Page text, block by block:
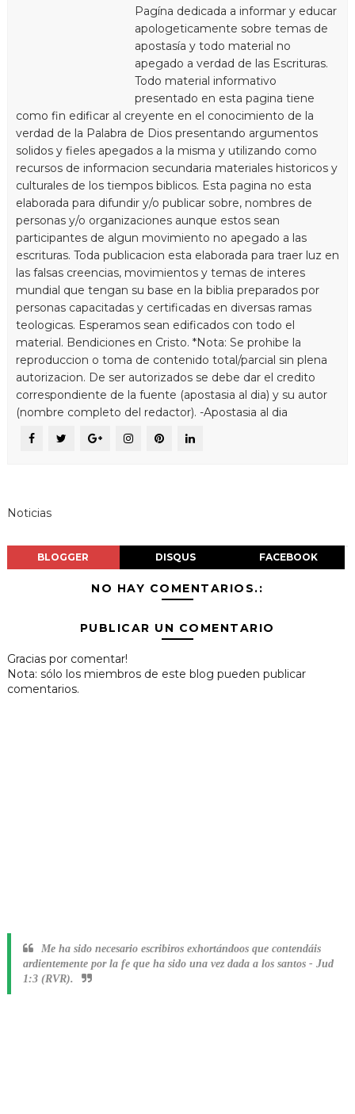
Pagína dedicada a informar y educar
apologeticamente sobre temas de
apostasía y todo material no
apegado a verdad de las Escrituras.
Todo material informativo
presentado en esta pagina tiene
como fin edificar al creyente en el conocimiento de la
verdad de la Palabra de Dios presentando argumentos
solidos y fieles apegados a la misma y utilizando como
recursos de informacion secundaria materiales historicos y
culturales de los tiempos biblicos. Esta pagina no esta
elaborada para difundir y/o publicar sobre, nombres de
personas y/o organizaciones aunque estos sean
participantes de algun movimiento no apegado a las
escrituras. Toda publicacion esta elaborada para traer luz en
las falsas creencias, movimientos y temas de interes
mundial que tengan su base en la biblia preparados por
personas capacitadas y certificadas en diversas ramas
teologicas. Esperamos sean edificados con todo el
material. Bendiciones en Cristo. *Nota: Se prohibe la
reproduccion o toma de contenido total/parcial sin plena
autorizacion. De ser autorizados se debe dar el credito
correspondiente de la fuente (apostasia al dia) y su autor
(nombre completo del redactor). -Apostasia al dia
Noticias
BLOGGER DISQUS FACEBOOK
NO HAY COMENTARIOS.:
PUBLICAR UN COMENTARIO
Gracias por comentar!
Nota: sólo los miembros de este blog pueden publicar
comentarios.
Me ha sido necesario escribiros exhortándoos que contendáis
ardientemente por la fe que ha sido una vez dada a los santos - Jud
1:3 (RVR).